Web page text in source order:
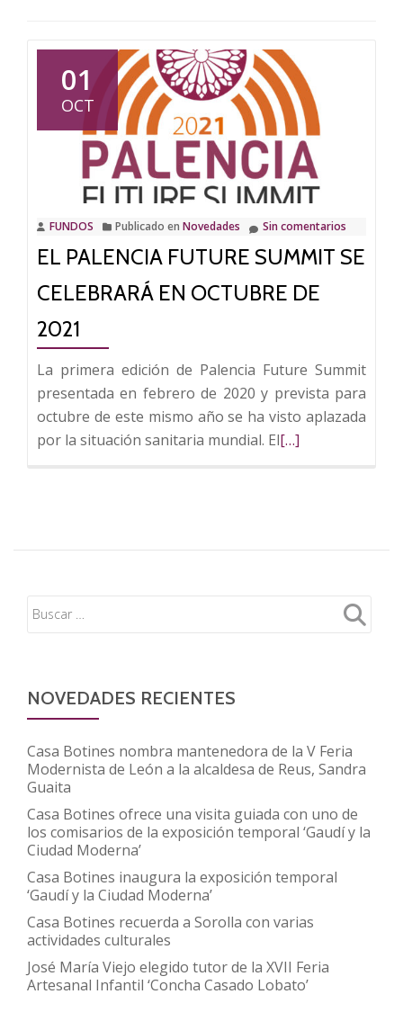
01
OCT
FUNDOS Publicado en Novedades Sin comentarios
EL PALENCIA FUTURE SUMMIT SE
CELEBRARÁ EN OCTUBRE DE
2021
La primera edición de Palencia Future Summit
presentada en febrero de 2020 y prevista para
octubre de este mismo año se ha visto aplazada
por la situación sanitaria mundial. ElLeer
Future
se
[…]
NOVEDADES RECIENTES
Casa Botines nombra mantenedora de la V Feria
Modernista de León a la alcaldesa de Reus, Sandra
Guaita
Casa Botines ofrece una visita guiada con uno de
los comisarios de la exposición temporal ‘Gaudí y la
Ciudad Moderna’
Casa Botines inaugura la exposición temporal
‘Gaudí y la Ciudad Moderna’
Casa Botines recuerda a Sorolla con varias
actividades culturales
José María Viejo elegido tutor de la XVII Feria
Artesanal Infantil ‘Concha Casado Lobato’